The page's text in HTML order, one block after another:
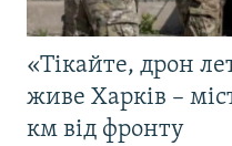
«Тікайте, дрон
живе Харків –
км від фронту